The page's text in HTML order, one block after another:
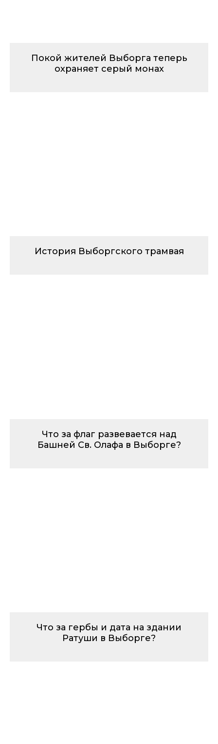
Покой жителей Выборга теперь
охраняет серый монах
История Выборгского трамвая
Что за флаг развевается над
Башней Св. Олафа в Выборге?
Что за гербы и дата на здании
Ратуши в Выборге?